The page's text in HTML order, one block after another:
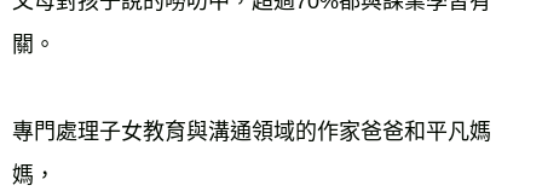
關。
專門處理子女教育與溝通領域的作家爸爸和平凡媽
媽，